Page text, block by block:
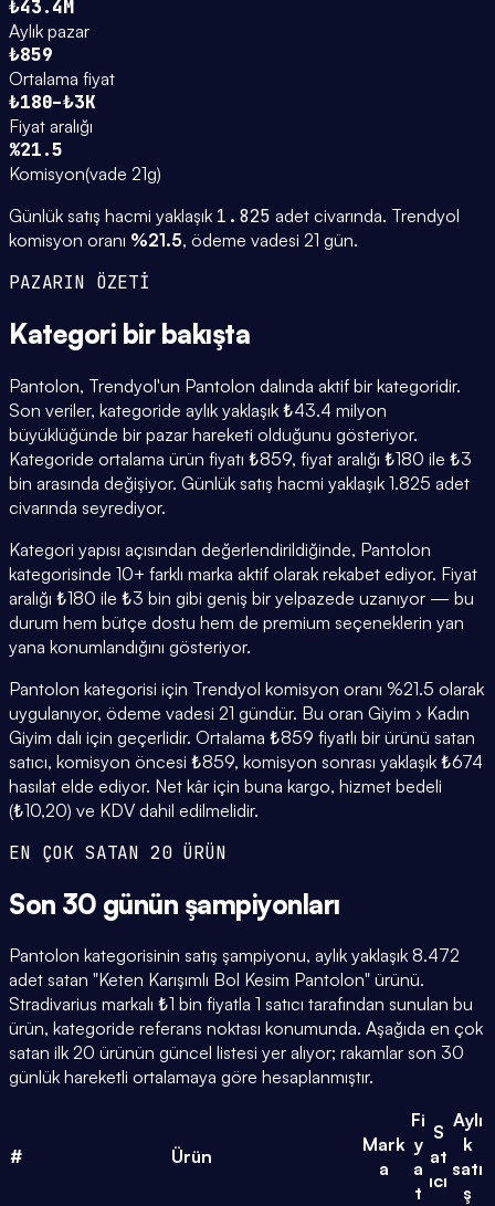
₺43.4M
Aylık pazar
₺859
Ortalama fiyat
₺180–₺3K
Fiyat aralığı
%21.5
Komisyon(vade 21g)
Günlük satış hacmi yaklaşık 1.825 adet civarında. Trendyol
komisyon oranı %21.5, ödeme vadesi 21 gün.
PAZARIN ÖZETİ
Kategori bir bakışta
Pantolon, Trendyol'un Pantolon dalında aktif bir kategoridir.
Son veriler, kategoride aylık yaklaşık ₺43.4 milyon
büyüklüğünde bir pazar hareketi olduğunu gösteriyor.
Kategoride ortalama ürün fiyatı ₺859, fiyat aralığı ₺180 ile ₺3
bin arasında değişiyor. Günlük satış hacmi yaklaşık 1.825 adet
civarında seyrediyor.
Kategori yapısı açısından değerlendirildiğinde, Pantolon
kategorisinde 10+ farklı marka aktif olarak rekabet ediyor. Fiyat
aralığı ₺180 ile ₺3 bin gibi geniş bir yelpazede uzanıyor — bu
durum hem bütçe dostu hem de premium seçeneklerin yan
yana konumlandığını gösteriyor.
Pantolon kategorisi için Trendyol komisyon oranı %21.5 olarak
uygulanıyor, ödeme vadesi 21 gündür. Bu oran Giyim › Kadın
Giyim dalı için geçerlidir. Ortalama ₺859 fiyatlı bir ürünü satan
satıcı, komisyon öncesi ₺859, komisyon sonrası yaklaşık ₺674
hasılat elde ediyor. Net kâr için buna kargo, hizmet bedeli
(₺10,20) ve KDV dahil edilmelidir.
EN ÇOK SATAN 20 ÜRÜN
Son 30 günün şampiyonları
Pantolon kategorisinin satış şampiyonu, aylık yaklaşık 8.472
adet satan "Keten Karışımlı Bol Kesim Pantolon" ürünü.
Stradivarius markalı ₺1 bin fiyatla 1 satıcı tarafından sunulan bu
ürün, kategoride referans noktası konumunda. Aşağıda en çok
satan ilk 20 ürünün güncel listesi yer alıyor; rakamlar son 30
günlük hareketli ortalamaya göre hesaplanmıştır.
# Ürün
Mark
a
Fi
y
a
t
S
at
ıcı
Aylı
k
satı
ş